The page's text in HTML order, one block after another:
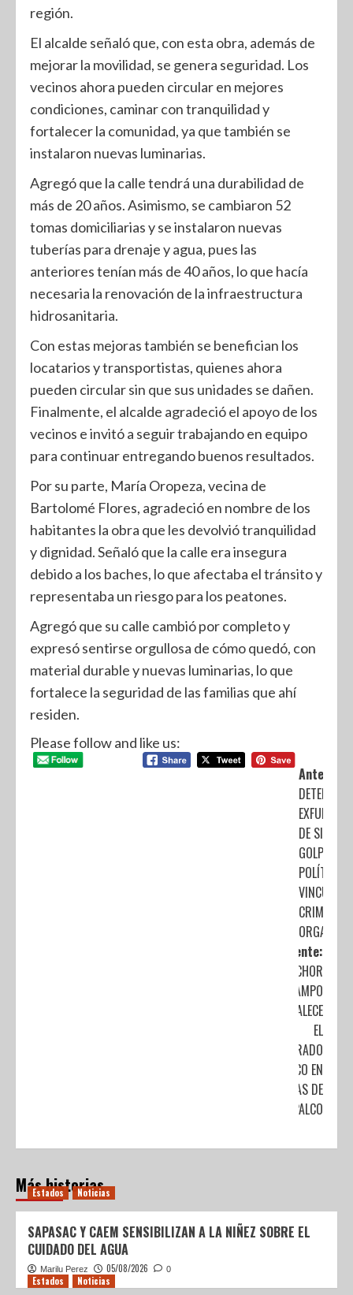
región.
El alcalde señaló que, con esta obra, además de
mejorar la movilidad, se genera seguridad. Los
vecinos ahora pueden circular en mejores
condiciones, caminar con tranquilidad y
fortalecer la comunidad, ya que también se
instalaron nuevas luminarias.
Agregó que la calle tendrá una durabilidad de
más de 20 años. Asimismo, se cambiaron 52
tomas domiciliarias y se instalaron nuevas
tuberías para drenaje y agua, pues las
anteriores tenían más de 40 años, lo que hacía
necesaria la renovación de la infraestructura
hidrosanitaria.
Con estas mejoras también se benefician los
locatarios y transportistas, quienes ahora
pueden circular sin que sus unidades se dañen.
Finalmente, el alcalde agradeció el apoyo de los
vecinos e invitó a seguir trabajando en equipo
para continuar entregando buenos resultados.
Por su parte, María Oropeza, vecina de
Bartolomé Flores, agradeció en nombre de los
habitantes la obra que les devolvió tranquilidad
y dignidad. Señaló que la calle era insegura
debido a los baches, lo que afectaba el tránsito y
representaba un riesgo para los peatones.
Agregó que su calle cambió por completo y
expresó sentirse orgullosa de cómo quedó, con
material durable y nuevas luminarias, lo que
fortalece la seguridad de las familias que ahí
residen.
Please follow and like us:
Anterior:
DE
GOLPE AL
POLÍTICO
CRIMEN
Siguiente:
MELCHOR
OCAMPO
FORTALECE
EL
ALUMBRADO
PÚBLICO EN
LOMAS DE
TENOPALCO
Más historias
Estados Noticias
SAPASAC Y CAEM SENSIBILIZAN A LA NIÑEZ SOBRE EL
CUIDADO DEL AGUA
Marilu Perez 05/08/2026 0
Estados Noticias